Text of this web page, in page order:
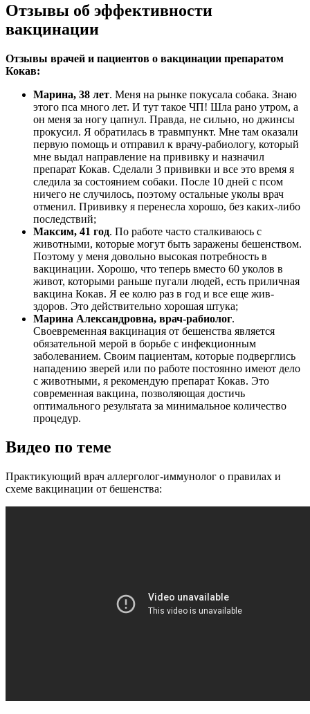
Отзывы об эффективности
вакцинации
Отзывы врачей и пациентов о вакцинации препаратом
Кокав:
Марина, 38 лет. Меня на рынке покусала собака. Знаю
этого пса много лет. И тут такое ЧП! Шла рано утром, а
он меня за ногу цапнул. Правда, не сильно, но джинсы
прокусил. Я обратилась в травмпункт. Мне там оказали
первую помощь и отправил к врачу-рабиологу, который
мне выдал направление на прививку и назначил
препарат Кокав. Сделали 3 прививки и все это время я
следила за состоянием собаки. После 10 дней с псом
ничего не случилось, поэтому остальные уколы врач
отменил. Прививку я перенесла хорошо, без каких-либо
последствий;
Максим, 41 год. По работе часто сталкиваюсь с
животными, которые могут быть заражены бешенством.
Поэтому у меня довольно высокая потребность в
вакцинации. Хорошо, что теперь вместо 60 уколов в
живот, которыми раньше пугали людей, есть приличная
вакцина Кокав. Я ее колю раз в год и все еще жив-
здоров. Это действительно хорошая штука;
Марина Александровна, врач-рабиолог.
Своевременная вакцинация от бешенства является
обязательной мерой в борьбе с инфекционным
заболеванием. Своим пациентам, которые подверглись
нападению зверей или по работе постоянно имеют дело
с животными, я рекомендую препарат Кокав. Это
современная вакцина, позволяющая достичь
оптимального результата за минимальное количество
процедур.
Видео по теме
Практикующий врач аллерголог-иммунолог о правилах и
схеме вакцинации от бешенства: